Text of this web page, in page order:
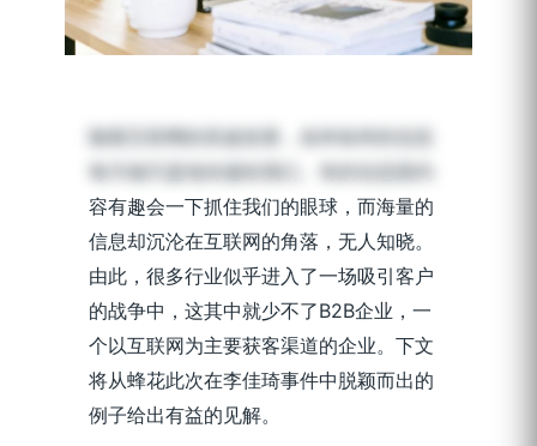
看蜂花这波操作
发布时间：2023-09-27 | 阅读时长：4 分钟
随着互联网的高速发展，各种各样的信息
每天铺天盖地传递给我们。有的信息因内
容有趣会一下抓住我们的眼球，而海量的
信息却沉沦在互联网的角落，无人知晓。
由此，很多行业似乎进入了一场吸引客户
的战争中，这其中就少不了B2B企业，一
个以互联网为主要获客渠道的企业。下文
将从蜂花此次在李佳琦事件中脱颖而出的
例子给出有益的见解。